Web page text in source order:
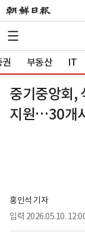
부동산 IT
중기중앙회,
지원…30개
홍인석 기자
입력 2026.05.10.